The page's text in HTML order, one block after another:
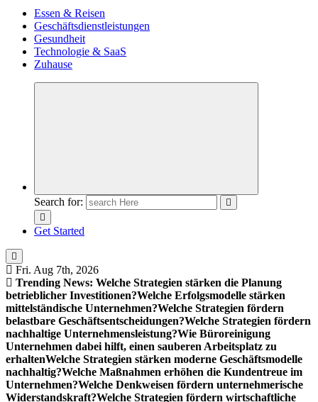
Meldungen die Resonanz finden
Essen & Reisen
Geschäftsdienstleistungen
Gesundheit
Technologie & SaaS
Zuhause
Search for:
Get Started
Fri. Aug 7th, 2026
Trending News: Welche Strategien stärken die Planung
betrieblicher Investitionen?Welche Erfolgsmodelle stärken
mittelständische Unternehmen?Welche Strategien fördern
belastbare Geschäftsentscheidungen?Welche Strategien fördern
nachhaltige Unternehmensleistung?Wie Büroreinigung
Unternehmen dabei hilft, einen sauberen Arbeitsplatz zu
erhaltenWelche Strategien stärken moderne Geschäftsmodelle
nachhaltig?Welche Maßnahmen erhöhen die Kundentreue im
Unternehmen?Welche Denkweisen fördern unternehmerische
Widerstandskraft?Welche Strategien fördern wirtschaftliche